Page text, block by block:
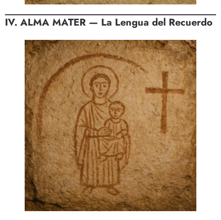
IV. ALMA MATER — La Lengua del Recuerdo